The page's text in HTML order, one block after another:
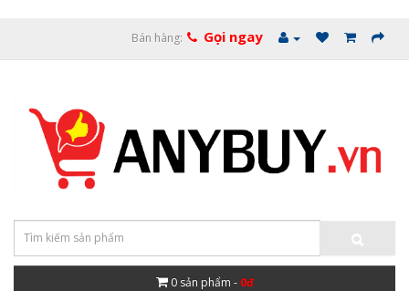
Bán hàng: Gọi ngay
0 sản phẩm - 0đ